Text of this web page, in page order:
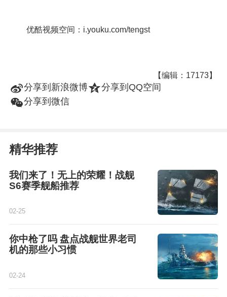
优酷视频空间：i.youku.com/tengst
【编辑：17173】
t分享到新浪微博z分享到QQ空间
w分享到微信
精华推荐
我们来了！无上的荣耀！战舰
S6赛季舰船推荐
02-25
你中枪了吗 盘点战舰世界老司
机的那些小习惯
02-24